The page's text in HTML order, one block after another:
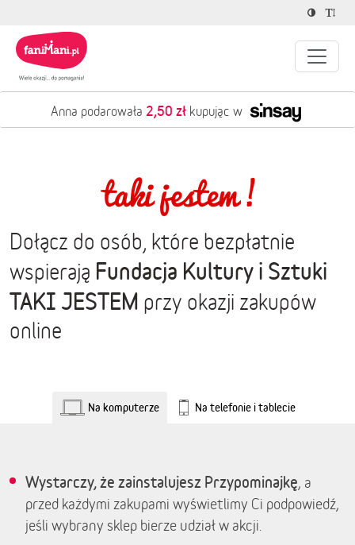
Anna podarowała 2,50 złkupując w
Dołącz do osób, które bezpłatnie
wspierają Fundacja Kultury i Sztuki
TAKI JESTEM przy okazji zakupów
online
Na komputerze Na telefonie i tablecie
Wystarczy, że zainstalujesz Przypominajkę, a
przed każdymi zakupami wyświetlimy Ci podpowiedź,
jeśli wybrany sklep bierze udział w akcji.